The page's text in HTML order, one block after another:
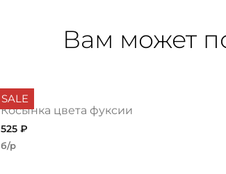
Вам может
SALE
Косынка цвета фуксии
525 ₽
б/р